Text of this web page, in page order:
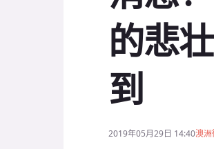
的悲
到
2019年05月29日 14:40澳洲